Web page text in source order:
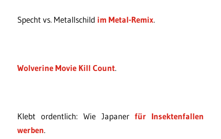
Specht vs. Metallschild im Metal-Remix.
Wolverine Movie Kill Count.
Klebt ordentlich: Wie Japaner für Insektenfallen
werben.